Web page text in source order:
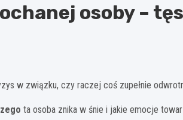
osoby –
w związku, czy raczej coś zupełnie
ta osoba znika w śnie i jakie emocje